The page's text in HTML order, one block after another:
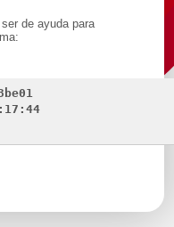
de ayuda para